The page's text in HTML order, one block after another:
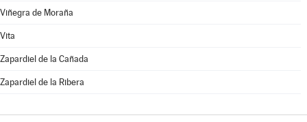
Viñegra de Moraña
Vita
Zapardiel de la Cañada
Zapardiel de la Ribera